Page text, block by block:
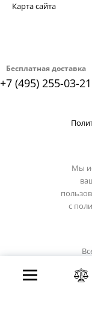
Бесплатная доставка
+7 (495) 255-03-21
Карта сайта
Мы
с